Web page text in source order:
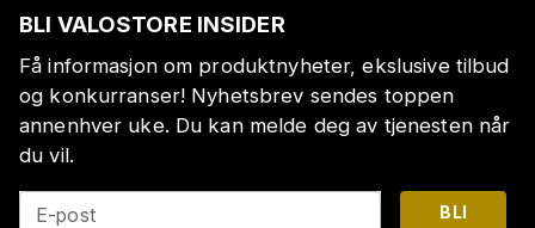
BLI VALOSTORE INSIDER
Få informasjon om produktnyheter, ekslusive tilbud
og konkurranser! Nyhetsbrev sendes toppen
annenhver uke. Du kan melde deg av tjenesten når
du vil.
E-post
BLI